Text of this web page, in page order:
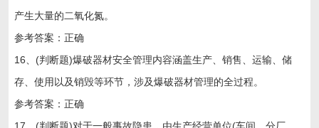
产生大量的二氧化氮。
参考答案：正确
16、(判断题)爆破器材安全管理内容涵盖生产、销售、运输、储
存、使用以及销毁等环节，涉及爆破器材管理的全过程。
参考答案：正确